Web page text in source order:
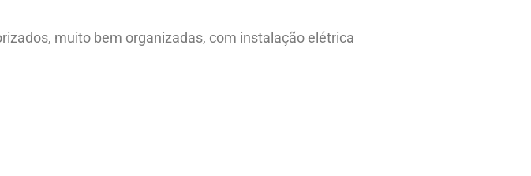
muito bem organizadas, com instalação elétrica